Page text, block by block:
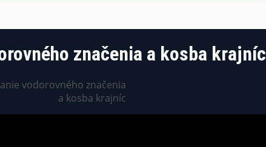
značenia a kosba krajníc
vodorovného značenia
a kosba krajníc